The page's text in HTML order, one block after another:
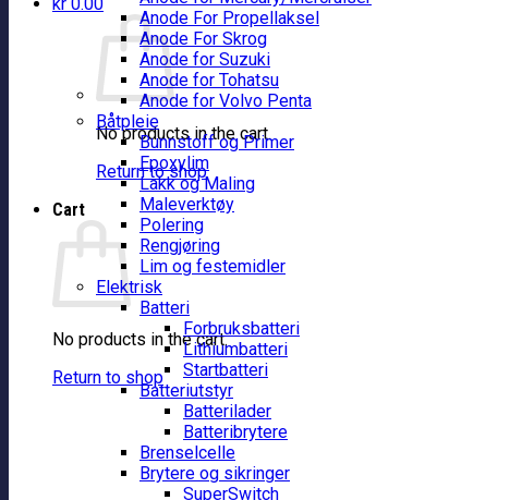
No products in the cart.
Return to shop
Cart
No products in the cart.
Return to shop
Anode For Propellaksel
Anode For Skrog
Anode for Suzuki
Anode for Tohatsu
Anode for Volvo Penta
Båtpleie
Bunnstoff og Primer
Epoxylim
Lakk og Maling
Maleverktøy
Polering
Rengjøring
Lim og festemidler
Elektrisk
Batteri
Forbruksbatteri
Lithiumbatteri
Startbatteri
Batteriutstyr
Batterilader
Batteribrytere
Brenselcelle
Brytere og sikringer
SuperSwitch